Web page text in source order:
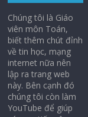
Chúng tôi là Giáo
viên môn Toán,
biết thêm chút đỉnh
về tin học, mạng
internet nữa nên
lập ra trang web
này. Bên cạnh đó
chúng tôi còn làm
YouTube để giúp